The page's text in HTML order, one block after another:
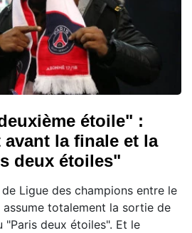
étoile" :
la finale et la
deux étoiles"
Ligue des champions entre le
assume totalement la sortie de
"Paris deux étoiles". Et le